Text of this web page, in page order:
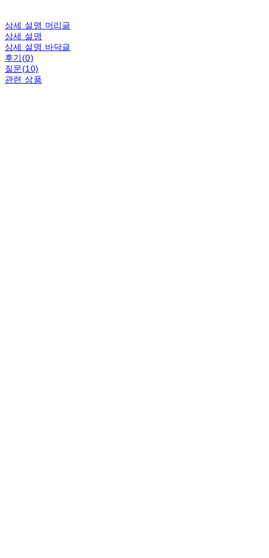
상세 설명 머리글
상세 설명
상세 설명 바닥글
후기(0)
질문(10)
관련 상품